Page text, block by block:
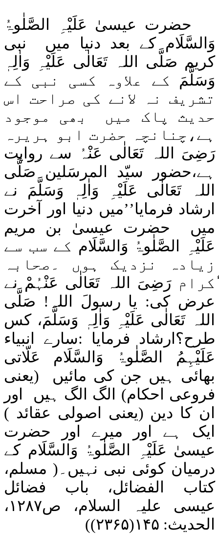
حضرت عیسیٰ عَلَیْہِ
الصَّلٰوۃُ
وَالسَّلَام کے بعد دنیا میں
نبی
کریم صَلَّی اللہ تَعَالٰی عَلَیْہِ وَاٰلِہٖ
وَسَلَّمَ
کے علاوہ کسی نبی کے
تشریف نہ لانے کی صراحت اس
حدیث پاک میں
بھی موجود
ہے،چنانچہ حضرت ابو ہریرہ
رَضِیَ اللہ تَعَالٰی عَنْہُ
سے روایت
ہے،حضور سیّد المرسَلین
صَلَّی
اللہ تَعَالٰی عَلَیْہِ وَاٰلِہٖ وَسَلَّمَ
نے
ارشاد فرمایا’’میں دنیا اور آخرت
میں
حضرت عیسیٰ بن مریم
عَلَیْہِ
الصَّلٰوۃُ وَالسَّلَام کے سب سے
زیادہ نزدیک ہوں ۔صحابہ
ٔکرام رَضِیَ اللہ تَعَالٰی عَنْہُمْ نے
عرض کی: یا رسولَ اللہ ! صَلَّی
اللہ تَعَالٰی عَلَیْہِ وَاٰلِہٖ وَسَلَّمَ، کس
طرح؟ارشاد فرمایا :سارے انبیاء
عَلَیْہِمُ الصَّلٰوۃُ وَالسَّلَام عَلّاتی
بھائی ہیں جن کی مائیں
(یعنی
فروعی احکام)
الگ الگ ہیں
اور
ان کا دین (یعنی اصولی عقائد )
ایک ہے اور میرے اور حضرت
عیسیٰ عَلَیْہِ الصَّلٰوۃُ وَالسَّلَام کے
درمیان کوئی نبی نہیں۔( مسلم،
کتاب الفضائل، باب فضائل
عیسی علیہ السلام، ص۱۲۸۷،
الحدیث: ۱۴۵(۲۳۶۵) )